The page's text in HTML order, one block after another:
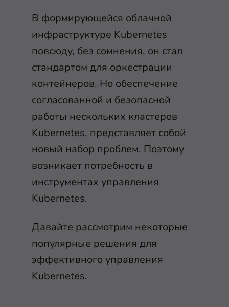
В формирующейся облачной
инфраструктуре Kubernetes
повсюду, без сомнения, он стал
стандартом для оркестрации
контейнеров. Но обеспечение
согласованной и безопасной
работы нескольких кластеров
Kubernetes, представляет собой
новый набор проблем. Поэтому
возникает потребность в
инструментах управления
Kubernetes.
Давайте рассмотрим некоторые
популярные решения для
эффективного управления
Kubernetes.